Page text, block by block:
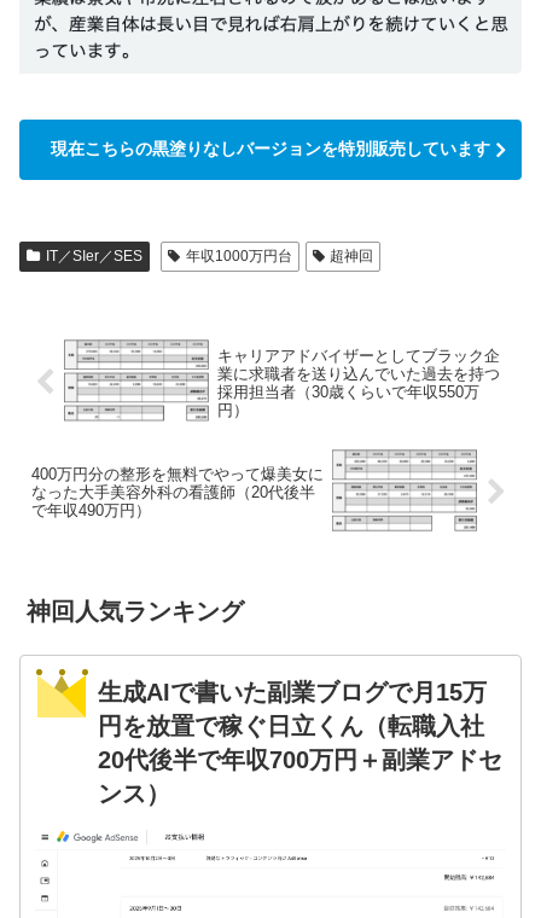
現在こちらの黒塗りなしバージョンを特別販売しています
IT／SIer／SES 年収1000万円台 超神回
キャリアアドバイザーとしてブラック企
業に求職者を送り込んでいた過去を持つ
採用担当者（30歳くらいで年収550万
円）
400万円分の整形を無料でやって爆美女に
なった大手美容外科の看護師（20代後半
で年収490万円）
神回人気ランキング
生成AIで書いた副業ブログで月15万
円を放置で稼ぐ日立くん（転職入社
20代後半で年収700万円＋副業アドセ
ンス）